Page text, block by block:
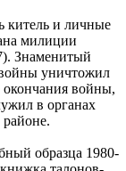
китель и личные
милиции
Знаменитый
уничтожил
войны,
в органах
образца 1980-